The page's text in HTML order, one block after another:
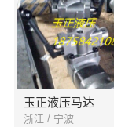
玉正液压马达
浙江 / 宁波